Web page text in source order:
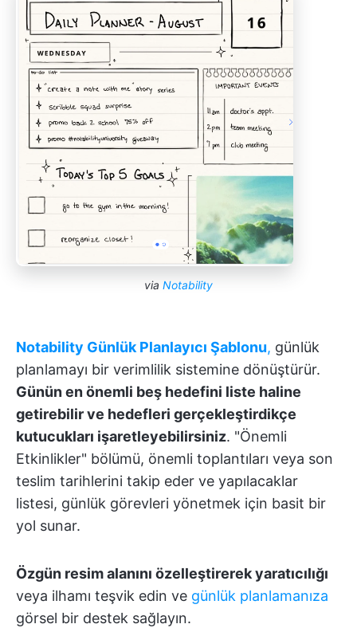
via Notability
Notability Günlük Planlayıcı Şablonu, günlük
planlamayı bir verimlilik sistemine dönüştürür.
Günün en önemli beş hedefini liste haline
getirebilir ve hedefleri gerçekleştirdikçe
kutucukları işaretleyebilirsiniz. "Önemli
Etkinlikler" bölümü, önemli toplantıları veya son
teslim tarihlerini takip eder ve yapılacaklar
listesi, günlük görevleri yönetmek için basit bir
yol sunar.
Özgün resim alanını özelleştirerek yaratıcılığı
veya ilhamı teşvik edin ve günlük planlamanıza
görsel bir destek sağlayın.